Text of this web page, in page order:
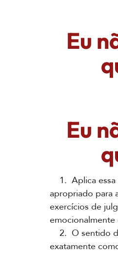
Eu
Eu
1. Aplica essa
apropriado para
exercícios de
2. O sentido
exatamente